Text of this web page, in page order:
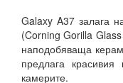
Galaxy A37 залага
(Corning Gorilla
наподобяваща
предлага
камерите.